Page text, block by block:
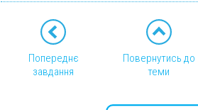
Попереднє
завдання
Повернутись до
теми